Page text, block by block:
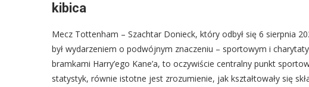
kibica
Mecz Tottenham – Szachtar Donieck, który odbył się 6 sierpnia
był wydarzeniem o podwójnym znaczeniu – sportowym i
bramkami Harry’ego Kane’a, to oczywiście centralny punkt
statystyk, równie istotne jest zrozumienie, jak kształtowały się